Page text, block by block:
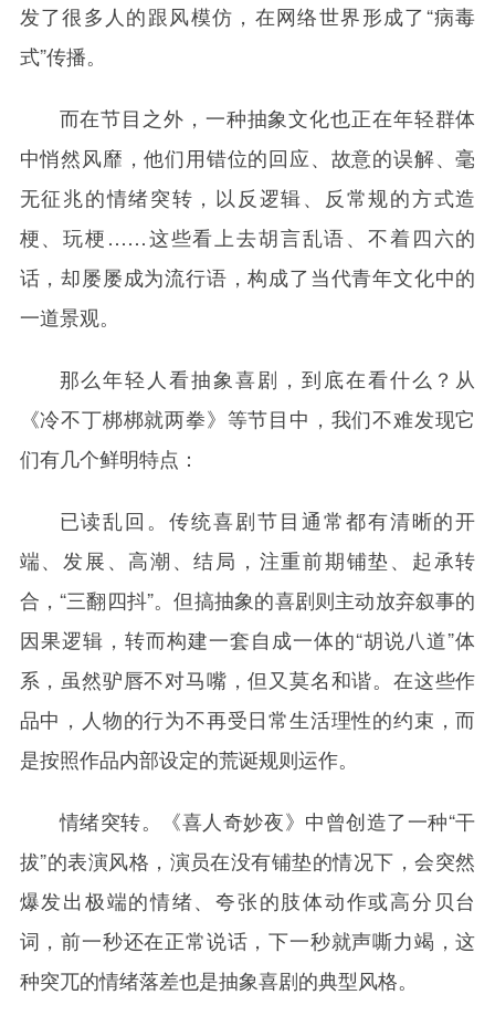
发了很多人的跟风模仿，在网络世界形成了“病毒
式”传播。
而在节目之外，一种抽象文化也正在年轻群体
中悄然风靡，他们用错位的回应、故意的误解、毫
无征兆的情绪突转，以反逻辑、反常规的方式造
梗、玩梗……这些看上去胡言乱语、不着四六的
话，却屡屡成为流行语，构成了当代青年文化中的
一道景观。
那么年轻人看抽象喜剧，到底在看什么？从
《冷不丁梆梆就两拳》等节目中，我们不难发现它
们有几个鲜明特点：
已读乱回。传统喜剧节目通常都有清晰的开
端、发展、高潮、结局，注重前期铺垫、起承转
合，“三翻四抖”。但搞抽象的喜剧则主动放弃叙事的
因果逻辑，转而构建一套自成一体的“胡说八道”体
系，虽然驴唇不对马嘴，但又莫名和谐。在这些作
品中，人物的行为不再受日常生活理性的约束，而
是按照作品内部设定的荒诞规则运作。
情绪突转。《喜人奇妙夜》中曾创造了一种“干
拔”的表演风格，演员在没有铺垫的情况下，会突然
爆发出极端的情绪、夸张的肢体动作或高分贝台
词，前一秒还在正常说话，下一秒就声嘶力竭，这
种突兀的情绪落差也是抽象喜剧的典型风格。